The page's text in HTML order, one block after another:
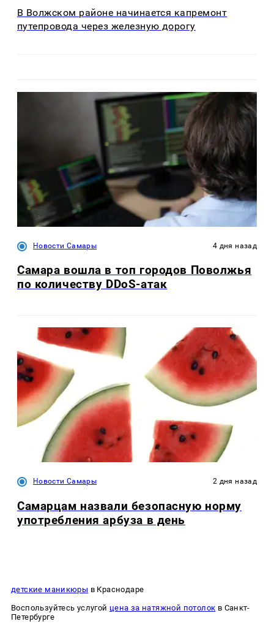
В Волжском районе начинается капремонт
путепровода через железную дорогу
Новости Самары 4 дня назад
Самара вошла в топ городов Поволжья
по количеству DDoS-атак
Новости Самары 2 дня назад
Самарцам назвали безопасную норму
употребления арбуза в день
детские маникюры в Краснодаре
Воспользуйтесь услугой цена за натяжной потолок в Санкт-
Петербурге